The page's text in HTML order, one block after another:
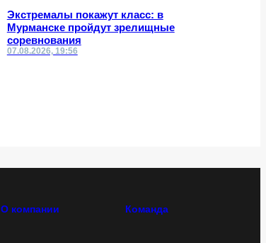
Экстремалы покажут класс: в
Мурманске пройдут зрелищные
соревнования
07.08.2026, 19:56
О компании
Команда